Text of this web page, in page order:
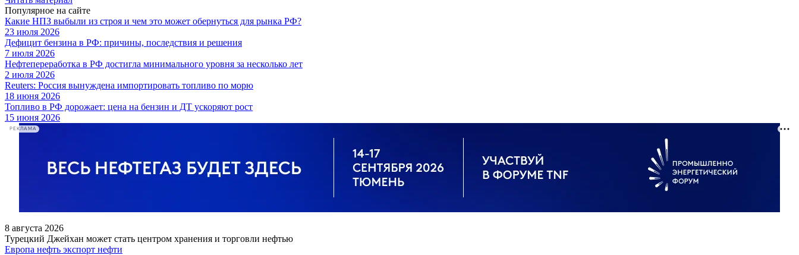
Популярное на сайте
Какие НПЗ выбыли из строя и чем это может обернуться для рынка РФ?
23 июля 2026
Дефицит бензина в РФ: причины, последствия и решения
7 июля 2026
Нефтепереработка в РФ достигла минимального уровня за несколько лет
2 июля 2026
Reuters: Россия вынуждена импортировать топливо по морю
18 июня 2026
Топливо в РФ дорожает: цена на бензин и ДТ ускоряют рост
15 июня 2026
РЕКЛАМА
8 августа 2026
Турецкий Джейхан может стать центром хранения и торговли нефтью
Европа нефть экспорт нефти